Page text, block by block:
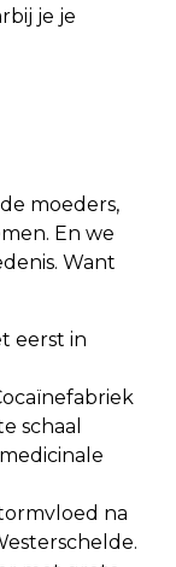
je je
moeders,
En we
Want
eerst in
schaal
na